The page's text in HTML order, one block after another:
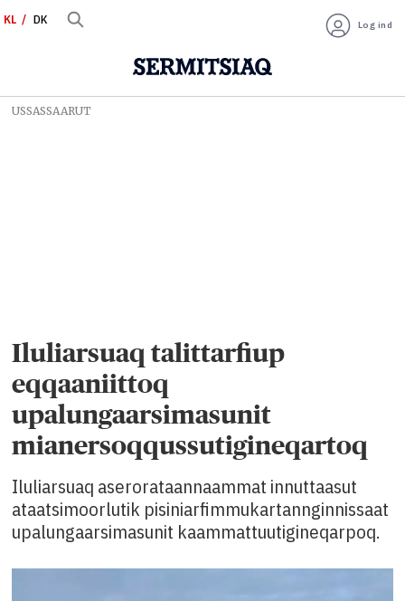
KL DK Log ind
USSASSAARUT
Iluliarsuaq talittarfiup
eqqaaniittoq
upalungaarsimasunit
mianersoqqussutigineqartoq
Iluliarsuaq aserorataannaammat innuttaasut
ataatsimoorlutik pisiniarfimmukartannginnissaat
upalungaarsimasunit kaammattuutigineqarpoq.